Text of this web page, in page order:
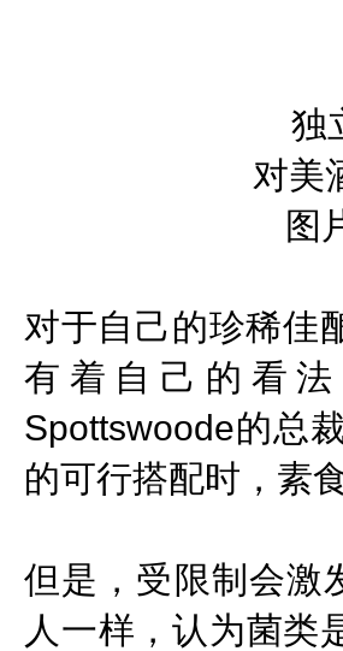
独
对美
图
对于自己的珍稀佳
有着自己的看
Spottswoode的总
的可行搭配时，素
但是，受限制会激
人一样，认为菌